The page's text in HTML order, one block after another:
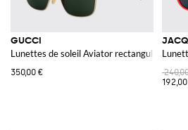
GUCCI
Lunettes de soleil Aviator rectangulaires
350,00 €